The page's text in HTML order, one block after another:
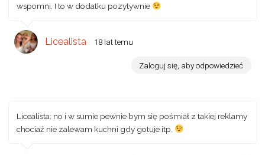
wspomni. I to w dodatku pozytywnie
Licealista 18 lat temu
Zaloguj się, aby odpowiedzieć
Licealista: no i w sumie pewnie bym się pośmiał z takiej reklamy
chociaż nie zalewam kuchni gdy gotuje itp.